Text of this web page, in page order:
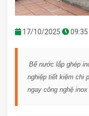
17/10/2025 09:35
Bể nước lắp ghép
nghiệp tiết kiệm chi
ngay công nghệ